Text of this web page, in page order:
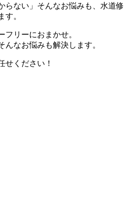
らない」そんなお悩みも、水道修
す。
フリーにおまかせ。
んなお悩みも解決します。
せください！